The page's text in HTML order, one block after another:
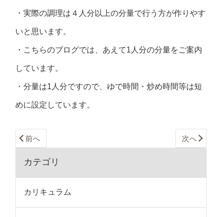
・実際の調理は４人分以上の分量で行う方が作りやす
いと思います。
・こちらのブログでは、あえて1人分の分量をご案内
しています。
・分量は1人分ですので、ゆで時間・炒め時間等は短
めに設定しています。
前へ 次へ
カテゴリ
カリキュラム